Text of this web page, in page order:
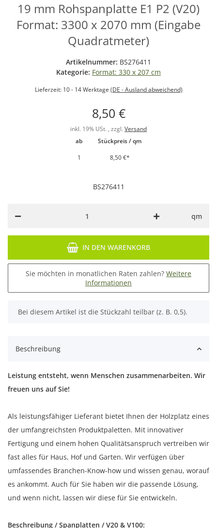
19 mm Rohspanplatte E1 P2 (V20)
Format: 3300 x 2070 mm (Eingabe
Quadratmeter)
Artikelnummer: BS276411
Kategorie: Format: 330 x 207 cm
Lieferzeit: 10 - 14 Werktage (DE - Ausland abweichend)
8,50 €
inkl. 19% USt. , zzgl. Versand
ab
Stückpreis / qm
1
8,50 €*
BS276411
qm
IN DEN WARENKORB
Sie möchten in monatlichen Raten zahlen? Weitere
Informationen
x
Bei diesem Artikel ist die Stückzahl teilbar (z. B. 0,5).
Beschreibung
Leistung entsteht, wenn Menschen zusammenarbeiten. Wir
freuen uns auf Sie!
Als leistungsfähiger Lieferant bietet Ihnen der Holzplatz eines
der umfangreichsten Produktpaletten. Mit innovativer
Fertigung und einem hohen Qualitätsanspruch vertreiben wir
fast alles für Haus, Hof und Garten. Wir verfügen über
umfassendes Branchen-Know-how und wissen genau, worauf
es ankommt. Auch für Sie haben wir die passende Lösung,
und wenn nicht, lassen wir diese für Sie entwickeln.
Beschreibung / Spanplatten / V20 & V100: